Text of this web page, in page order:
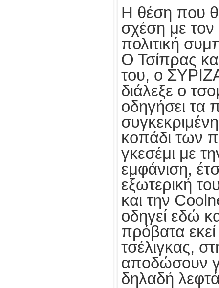
Η θέση που
σχέση με τον
πολιτική
Ο Τσίπρας
του, ο
διάλεξε ο
οδηγήσει τα
κοπάδι των
γκεσέμι με
εμφάνιση,
εξωτερική
και την
οδηγεί εδώ
πρόβατα
τσέλιγκας,
αποδώσουν
δηλαδή